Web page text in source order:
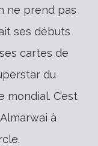
ne prend pas
ses débuts
cartes de
du
C’est
à